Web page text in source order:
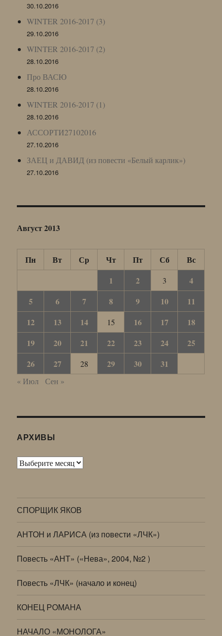
30.10.2016
WINTER 2016-2017 (3)
29.10.2016
WINTER 2016-2017 (2)
28.10.2016
Про ВАСЮ
28.10.2016
WINTER 2016-2017 (1)
28.10.2016
АССОРТИ27102016
27.10.2016
ЗАЕЦ и ДАВИД (из повести «Белый карлик»)
27.10.2016
Август 2013
Пн Вт Ср Чт Пт Сб
Вс
1
2 3
4
5
6 7 8 9 10
11
12
13 14 15 16 17
18
19
20 21 22 23 24
25
26
27 28 29 30 31
« Июл Сен »
АРХИВЫ
Архивы
СПОРЩИК ЯКОВ
АНТОН и ЛАРИСА (из повести «ЛЧК»)
Повесть «АНТ» («Нева», 2004, №2 )
Повесть «ЛЧК» (начало и конец)
КОНЕЦ РОМАНА
НАЧАЛО «МОНОЛОГА»